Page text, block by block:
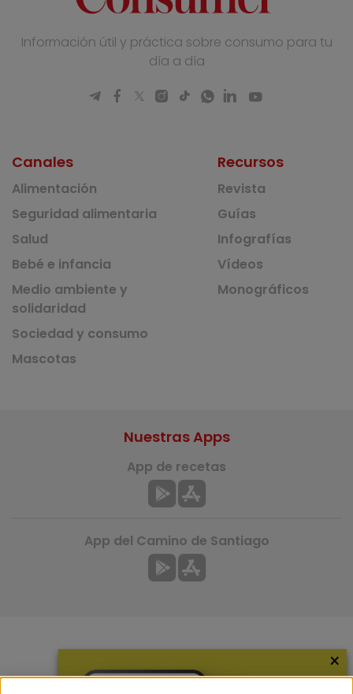
Información útil y práctica sobre consumo para tu
día a día
Canales
Alimentación
Seguridad alimentaria
Salud
Bebé e infancia
Medio ambiente y
solidaridad
Sociedad y consumo
Mascotas
Recursos
Revista
Guías
Infografías
Vídeos
Monográficos
Nuestras Apps
App de recetas
App del Camino de Santiago
×